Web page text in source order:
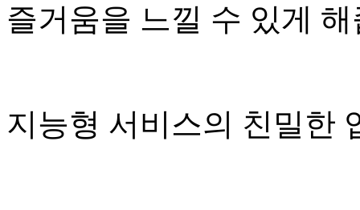
즐거움을 느낄 수 있게
지능형 서비스의 친밀한